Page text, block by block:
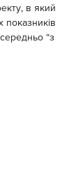
в який
показників
“з